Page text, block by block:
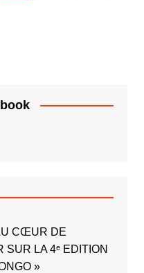
CŒUR DE
SUR LA 4ᵉ EDITION
»